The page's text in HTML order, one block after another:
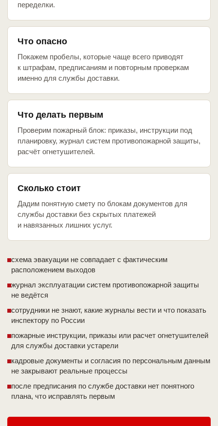
переделки.
Что опасно
Покажем пробелы, которые чаще всего приводят
к штрафам, предписаниям и повторным проверкам
именно для службы доставки.
Что делать первым
Проверим пожарный блок: приказы, инструкции под
планировку, журнал систем противопожарной защиты,
расчёт огнетушителей.
Сколько стоит
Дадим понятную смету по блокам документов для
службы доставки без скрытых платежей
и навязанных лишних услуг.
схема эвакуации не совпадает с фактическим
расположением выходов
журнал эксплуатации систем противопожарной защиты
не ведётся
сотрудники не знают, какие журналы вести и что показать
инспектору по России
пожарные инструкции, приказы или расчет огнетушителей
для службы доставки устарели
кадровые документы и согласия по персональным данным
не закрывают реальные процессы
после предписания по службе доставки нет понятного
плана, что исправлять первым